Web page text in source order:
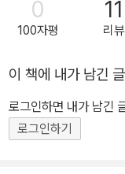
바등하며 살아간다.
버리고 만다. 게다가
는 한 평생 불안과 불행
회의 대부분이 이러한
이 통제할 수 있는 것이
게 행복을 가져다주는
0
100자평
11
리뷰
이 책에 내가 남긴 글
로그인하면 내가 남긴
로그인하기